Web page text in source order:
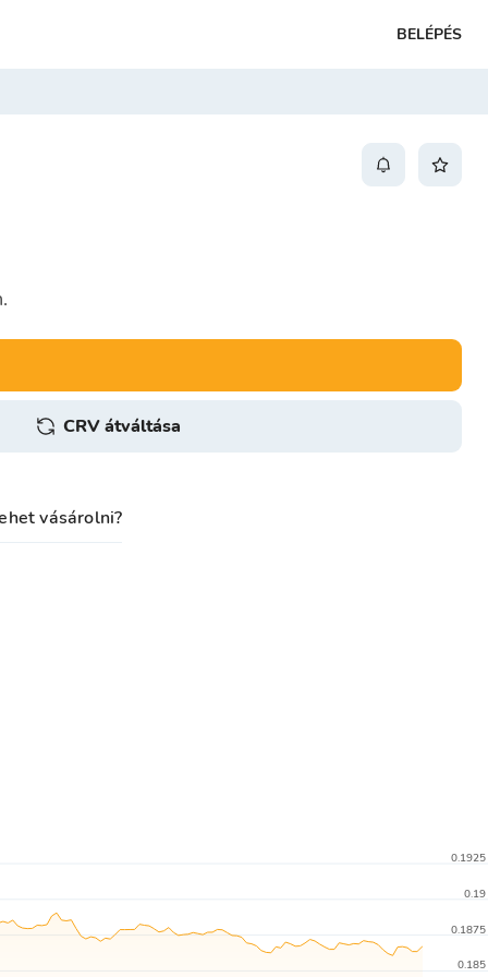
BELÉPÉS
CRV átváltása
vásárolni?
0.185
0.1875
0.19
0.1925